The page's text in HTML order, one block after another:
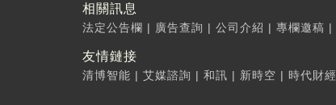
相關訊息
法定公告欄 | 廣告查詢 | 公司介紹 | 專欄邀稿 |
友情鏈接
清博智能 | 艾媒諮詢 | 和訊 | 新時空 | 時代財經